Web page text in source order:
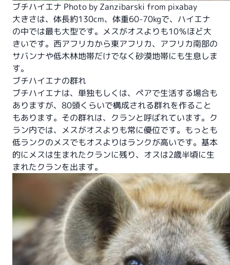
ブチハイエナ Photo by Zanzibarski from pixabay
大きさは、体長約130cm、体重60-70kgで、ハイエナ
の中では最も大型です。メスがオスよりも10％ほど大
きいです。西アフリカから東アフリカ、アフリカ南部の
サバンナや低木林地帯だけでなく砂漠地帯にも生息しま
す。
ブチハイエナの群れ
ブチハイエナは、単独もしくは、ペアで生活する場合も
ありますが、80頭くらいで構成される群れを作ること
もあります。その群れは、クランと呼ばれています。ク
ラン内では、メスがオスよりも常に優位です。もっとも
低ランクのメスでもオスよりはランクが高いです。基本
的にメスは生まれたクランに残り、オスは2歳半頃に生
まれたクランを出ます。